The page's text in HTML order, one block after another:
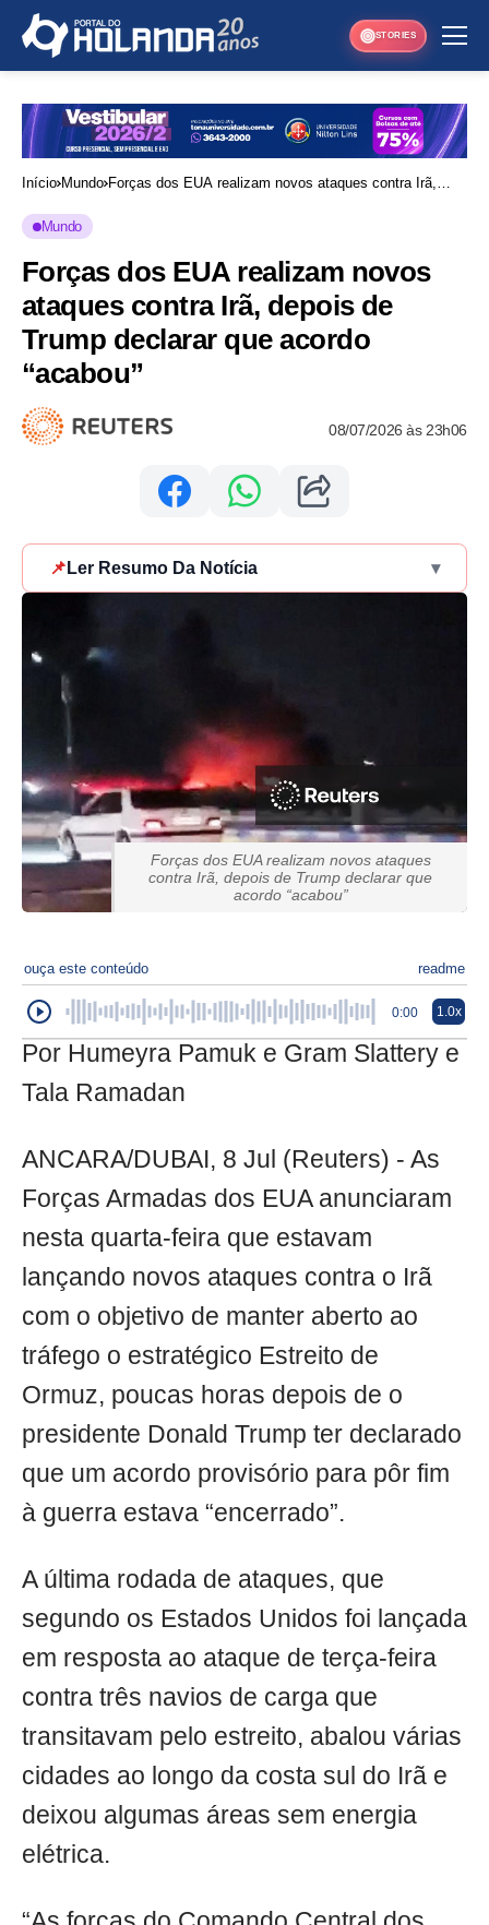
STORIES
Início Mundo Forças dos EUA realizam novos ataques contra Irã,
Mundo
Forças dos EUA realizam novos
ataques contra Irã, depois de
Trump declarar que acordo
“acabou”
08/07/2026 às 23h06
📌 Ler Resumo Da Notícia ▾
Forças dos EUA realizam novos ataques
contra Irã, depois de Trump declarar que
acordo “acabou”
ouça este conteúdo readme
0:00 1.0x
Por Humeyra Pamuk e Gram Slattery e
Tala Ramadan
ANCARA/DUBAI, 8 Jul (Reuters) - As
Forças Armadas dos EUA anunciaram
nesta quarta-feira que estavam
lançando novos ataques contra o Irã
com o objetivo de manter aberto ao
tráfego o estratégico Estreito de
Ormuz, poucas horas depois de o
presidente Donald Trump ter declarado
que um acordo provisório para pôr fim
à guerra estava “encerrado”.
A última rodada de ataques, que
segundo os Estados Unidos foi lançada
em resposta ao ataque de terça-feira
contra três navios de carga que
transitavam pelo estreito, abalou várias
cidades ao longo da costa sul do Irã e
deixou algumas áreas sem energia
elétrica.